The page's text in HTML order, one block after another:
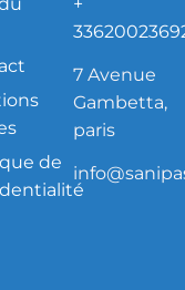
de
7 Avenue
Gambetta,
paris